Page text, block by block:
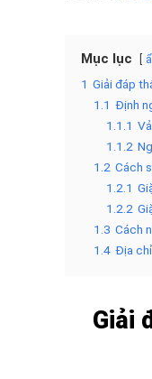
Mục lục
1 Giải đáp
1.1 Định
1.1.1
1.1.2
1.2 Cách
1.2.1
1.2.2
1.3 Cách
1.4 Địa
Giải